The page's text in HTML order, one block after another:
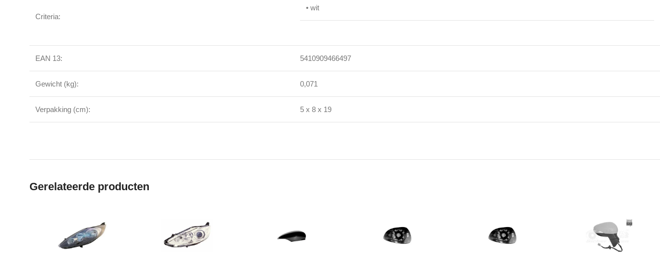
Criteria:
• wit
EAN 13: 5410909466497
Gewicht (kg): 0,071
Verpakking (cm): 5 x 8 x 19
Gerelateerde producten